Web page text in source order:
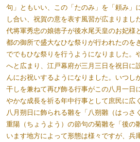
句」ともいい、この「たのみ」を「頼み」
し合い、祝賀の意を表す風習が広まりまし
代将軍秀忠の娘徳子が後水尾天皇のお妃様
都の御所で盛大なひな祭りが行われたのを
ででもひな祭りを行うようになりました。
へと広まり、江戸幕府が三月三日を祝日に
んにお祝いするようになりました。いつし
干しを兼ねて再び飾る行事がこの八月一日
やかな成長を祈る年中行事として庶民に広
八月朔日に飾られる雛を「八朔雛（はっさ
重陽（ちょうよう）の節句の菊雛を「後の
います地方によって形態は様々ですが、兵